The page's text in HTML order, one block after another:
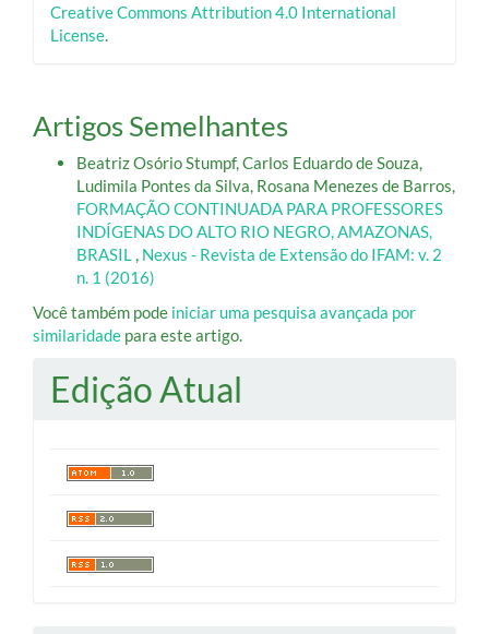
Creative Commons Attribution 4.0 International
License
Artigos Semelhantes
Beatriz Osório Stumpf, Carlos Eduardo de Souza,
Ludimila Pontes da Silva, Rosana Menezes de Barros,
FORMAÇÃO CONTINUADA PARA PROFESSORES
INDÍGENAS DO ALTO RIO NEGRO, AMAZONAS,
BRASIL, Nexus - Revista de Extensão do IFAM: v. 2
n. 1 (2016)
Você também pode iniciar uma pesquisa avançada por
similaridade para este artigo.
Edição Atual